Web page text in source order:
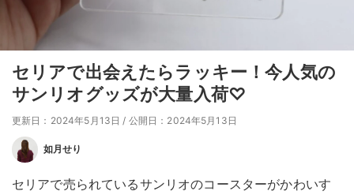
セリアで出会えたらラッキー！今人気の
サンリオグッズが大量入荷♡
更新日：2024年5月13日 / 公開日：2024年5月13日
如月せり
セリアで売られているサンリオのコースターがかわいす